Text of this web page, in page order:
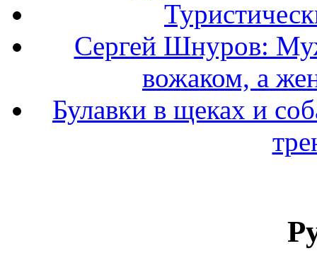
Сергей Шнуров:
вожаком, а
Булавки в щеках и